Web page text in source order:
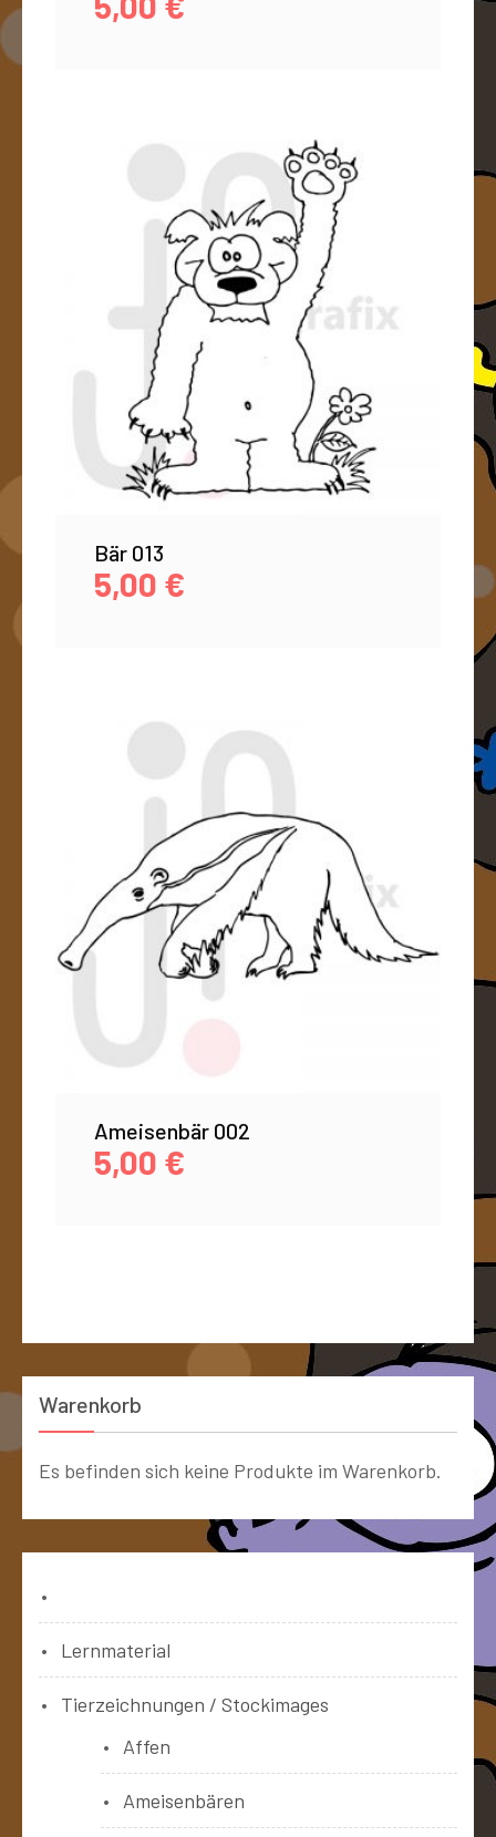
Bär 013
5,00 €
Ameisenbär 002
5,00 €
Warenkorb
Es befinden sich keine Produkte im Warenkorb.
Lernmaterial
Tierzeichnungen / Stockimages
Affen
Ameisenbären